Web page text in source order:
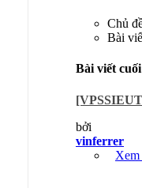
Chủ
Bài
Bài viết
bởi
vinferrer